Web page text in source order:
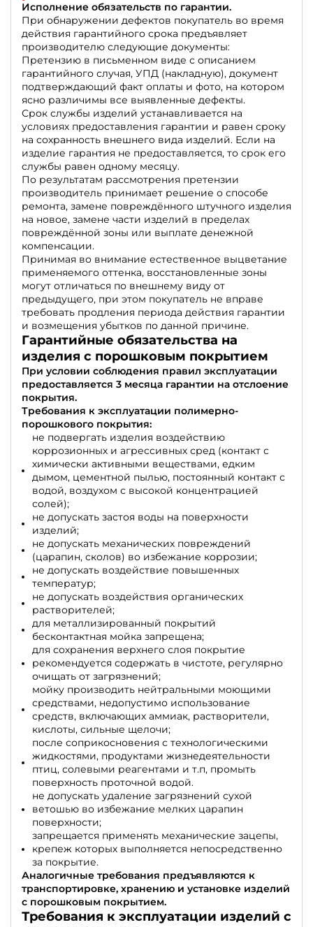
Исполнение обязательств по гарантии.
При обнаружении дефектов покупатель во время
действия гарантийного срока предъявляет
производителю следующие документы:
Претензию в письменном виде с описанием
гарантийного случая, УПД (накладную), документ
подтверждающий факт оплаты и фото, на котором
ясно различимы все выявленные дефекты.
Срок службы изделий устанавливается на
условиях предоставления гарантии и равен сроку
на сохранность внешнего вида изделий. Если на
изделие гарантия не предоставляется, то срок его
службы равен одному месяцу.
По результатам рассмотрения претензии
производитель принимает решение о способе
ремонта, замене повреждённого штучного изделия
на новое, замене части изделий в пределах
повреждённой зоны или выплате денежной
компенсации.
Принимая во внимание естественное выцветание
применяемого оттенка, восстановленные зоны
могут отличаться по внешнему виду от
предыдущего, при этом покупатель не вправе
требовать продления периода действия гарантии
и возмещения убытков по данной причине.
Гарантийные обязательства на
изделия с порошковым покрытием
При условии соблюдения правил эксплуатации
предоставляется 3 месяца гарантии на отслоение
покрытия.
Требования к эксплуатации полимерно-
порошкового покрытия:
не подвергать изделия воздействию
коррозионных и агрессивных сред (контакт с
химически активными веществами, едким
дымом, цементной пылью, постоянный контакт с
водой, воздухом с высокой концентрацией
солей);
не допускать застоя воды на поверхности
изделий;
не допускать механических повреждений
(царапин, сколов) во избежание коррозии;
не допускать воздействие повышенных
температур;
не допускать воздействия органических
растворителей;
для металлизированный покрытий
бесконтактная мойка запрещена;
для сохранения верхнего слоя покрытие
рекомендуется содержать в чистоте, регулярно
очищать от загрязнений;
мойку производить нейтральными моющими
средствами, недопустимо использование
средств, включающих аммиак, растворители,
кислоты, сильные щелочи;
после соприкосновения с технологическими
жидкостями, продуктами жизнедеятельности
птиц, солевыми реагентами и т.п, промыть
поверхность проточной водой.
не допускать удаление загрязнений сухой
ветошью во избежание мелких царапин
поверхности;
запрещается применять механические зацепы,
крепеж которых выполняется непосредственно
за покрытие.
Аналогичные требования предъявляются к
транспортировке, хранению и установке изделий
с порошковым покрытием.
Требования к эксплуатации изделий с